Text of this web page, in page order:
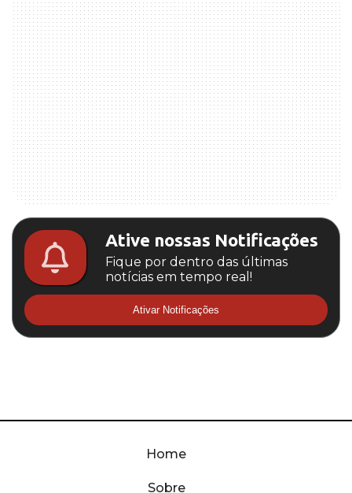
Ative nossas Notificações
Fique por dentro das últimas
notícias em tempo real!
Ativar Notificações
Home
Sobre